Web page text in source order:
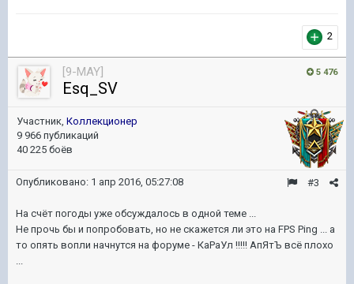
2
5 476
[9-MAY]
Esq_SV
Участник, Коллекционер
9 966 публикаций
40 225 боёв
#3
Опубликовано: 1 апр 2016, 05:27:08
На счёт погоды уже обсуждалось в одной теме ...
Не прочь бы и попробовать, но не скажется ли это на FPS Ping ... а
то опять вопли начнутся на форуме - КаРаУл !!!!! АпЯтЪ всё плохо
...